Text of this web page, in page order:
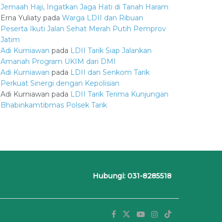
Jemaah Haji, Ingatkan Jaga Hati di Tanah Haram
Erna Yuliaty pada Warga LDII dan Ribuan
Peserta Ikuti Jalan Sehat Merah Putih Pemprov
Jatim
Adi Kurniawan pada LDII Tarik Siap Jalankan
Amanah Program UKIM dari DMI
Adi Kurniawan pada LDII dan Senkom Tarik
Perkuat Sinergi dengan Kepolisian
Adi Kurniawan pada LDII Tarik Terima Kunjungan
Bhabinkamtibmas Polsek Tarik
Hubungi: 031-8285518